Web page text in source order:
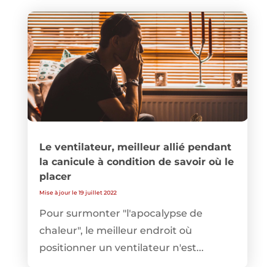
Le ventilateur, meilleur allié pendant
la canicule à condition de savoir où le
placer
Mise à jour le 19 juillet 2022
Pour surmonter "l'apocalypse de
chaleur", le meilleur endroit où
positionner un ventilateur n'est...